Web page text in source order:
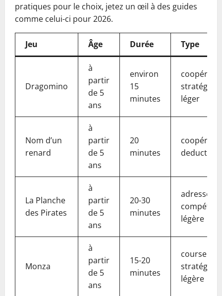
pratiques pour le choix, jetez un œil à des guides
comme celui-ci pour 2026.
Jeu Âge Durée Type
Dragomino
à
partir
de 5
ans
environ
15
minutes
coopératif
léger
Nom d’un
renard
à
partir
de 5
ans
20
minutes
coopératif
deduction
La Planche
des Pirates
à
partir
de 5
ans
20-30
minutes
adresses
légère
Monza
à
partir
de 5
ans
15-20
minutes
course /
stratégie
légère